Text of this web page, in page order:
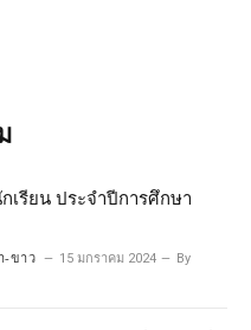
เรียน ประจำปีการศึกษา
-ขาว 15 มกราคม 2024 By